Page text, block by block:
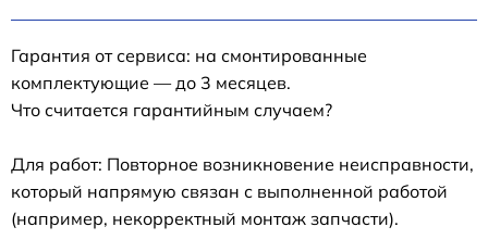
Гарантия от сервиса: на смонтированные
комплектующие — до 3 месяцев.
Что считается гарантийным случаем?
Для работ: Повторное возникновение неисправности,
который напрямую связан с выполненной работой
(например, некорректный монтаж запчасти).